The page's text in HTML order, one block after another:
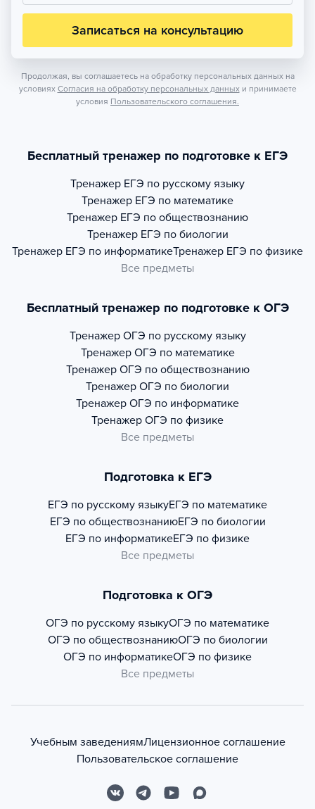
Записаться на консультацию
Продолжая, вы соглашаетесь на обработку персональных данных на
условиях Согласия на обработку персональных данных и принимаете
условия Пользовательского соглашения.
Бесплатный тренажер по подготовке к ЕГЭ
Тренажер ЕГЭ по русскому языку
Тренажер ЕГЭ по математике
Тренажер ЕГЭ по обществознанию
Тренажер ЕГЭ по биологии
Тренажер ЕГЭ по информатикеТренажер ЕГЭ по физике
Все предметы
Бесплатный тренажер по подготовке к ОГЭ
Тренажер ОГЭ по русскому языку
Тренажер ОГЭ по математике
Тренажер ОГЭ по обществознанию
Тренажер ОГЭ по биологии
Тренажер ОГЭ по информатике
Тренажер ОГЭ по физике
Все предметы
Подготовка к ЕГЭ
ЕГЭ по русскому языкуЕГЭ по математике
ЕГЭ по обществознаниюЕГЭ по биологии
ЕГЭ по информатикеЕГЭ по физике
Все предметы
Подготовка к ОГЭ
ОГЭ по русскому языкуОГЭ по математике
ОГЭ по обществознаниюОГЭ по биологии
ОГЭ по информатикеОГЭ по физике
Все предметы
Учебным заведениямЛицензионное соглашение
Пользовательское соглашение